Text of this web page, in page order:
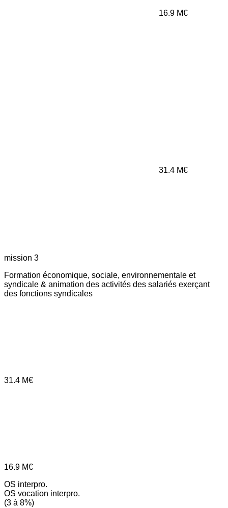
16.9 M€
31.4 M€
mission 3
Formation économique, sociale, environnementale et
syndicale & animation des activités des salariés exerçant
des fonctions syndicales
31.4 M€
16.9 M€
OS interpro.
OS vocation interpro.
(3 à 8%)